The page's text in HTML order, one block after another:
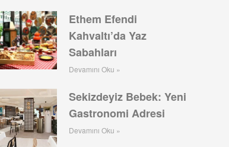
Ethem Efendi
Kahvaltı’da Yaz
Sabahları
Devamını Oku »
Sekizdeyiz Bebek: Yeni
Gastronomi Adresi
Devamını Oku »